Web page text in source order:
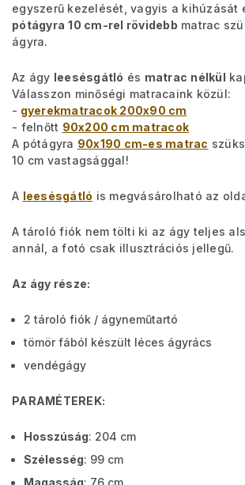
egyszerű kezelését, vagyis a kihúzását
pótágyra 10 cm-rel rövidebb matrac
ágyra.
Az ágy leesésgátló és matrac nélkül
Válasszon minőségi matracaink közül:
- gyerekmatracok 200x90 cm
- felnőtt 90x200 cm matracok
A pótágyra 90x190 cm-es matrac
10 cm vastagsággal!
A leesésgátló is megvásárolható az
A tároló fiók nem tölti ki az ágy teljes
annál, a fotó csak illusztrációs jellegű.
Az ágy része:
2 tároló fiók / ágyneműtartó
tömör fából készült léces ágyrács
vendégágy
PARAMÉTEREK:
Hosszúság: 204 cm
Szélesség: 99 cm
Magasság: 76 cm